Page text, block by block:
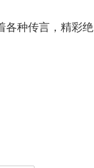
各种传言，精彩绝